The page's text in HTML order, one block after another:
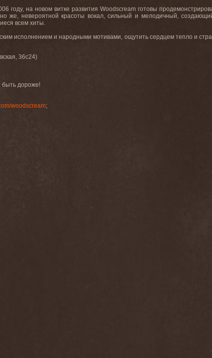
году, на новом витке развития Woodscream готовы
же, невероятной красоты вокал, сильный и мелодичный,
всем хиты.
исполнением и народными мотивами, ощутить сердцем тепло и
36с24)
быть дороже!
woodscream;